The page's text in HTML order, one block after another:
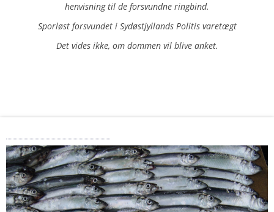
henvisning til de forsvundne ringbind.
Sporløst forsvundet i Sydøstjyllands Politis varetægt
Det vides ikke, om dommen vil blive anket.